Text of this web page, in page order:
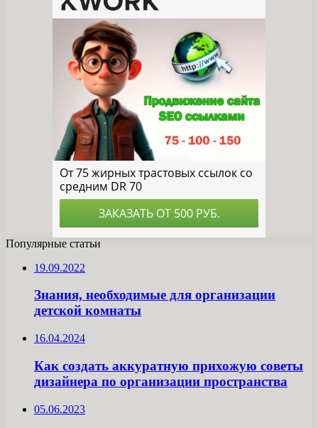
Популярные статьи
19.09.2022
Знания, необходимые для организации
детской комнаты
16.04.2024
Как создать аккуратную прихожую советы
дизайнера по организации пространства
05.06.2023